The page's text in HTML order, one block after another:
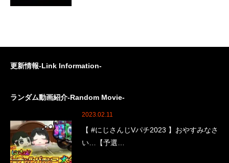
更新情報-Link Information-
ランダム動画紹介-Random Movie-
2023.02.11
【 #にじさんじVパチ2023 】おやすみなさ
い…【予選…